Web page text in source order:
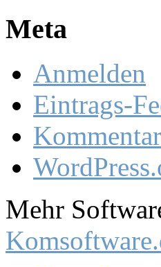
Meta
Anmelden
Eintrags-
Mehr